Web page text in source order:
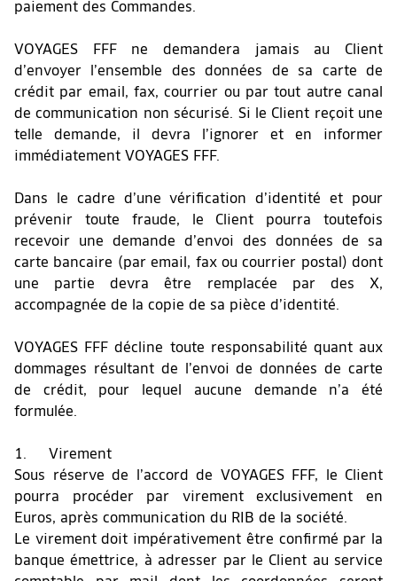
paiement des Commandes.
VOYAGES FFF ne demandera jamais au Client
d’envoyer l’ensemble des données de sa carte de
crédit par email, fax, courrier ou par tout autre canal
de communication non sécurisé. Si le Client reçoit une
telle demande, il devra l’ignorer et en informer
immédiatement VOYAGES FFF.
Dans le cadre d’une vérification d’identité et pour
prévenir toute fraude, le Client pourra toutefois
recevoir une demande d’envoi des données de sa
carte bancaire (par email, fax ou courrier postal) dont
une partie devra être remplacée par des X,
accompagnée de la copie de sa pièce d’identité.
VOYAGES FFF décline toute responsabilité quant aux
dommages résultant de l’envoi de données de carte
de crédit, pour lequel aucune demande n’a été
formulée.
1. Virement
Sous réserve de l’accord de VOYAGES FFF, le Client
pourra procéder par virement exclusivement en
Euros, après communication du RIB de la société.
Le virement doit impérativement être confirmé par la
banque émettrice, à adresser par le Client au service